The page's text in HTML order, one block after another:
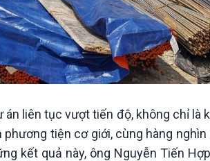
liên tục vượt tiến độ, không chỉ là
tiện cơ giới, cùng hàng
kết quả này, ông Nguyễn Tiến